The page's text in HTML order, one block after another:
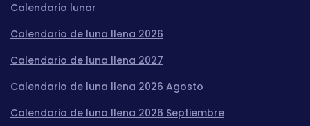
Calendario lunar
Calendario de luna llena 2026
Calendario de luna llena 2027
Calendario de luna llena 2026 Agosto
Calendario de luna llena 2026 Septiembre